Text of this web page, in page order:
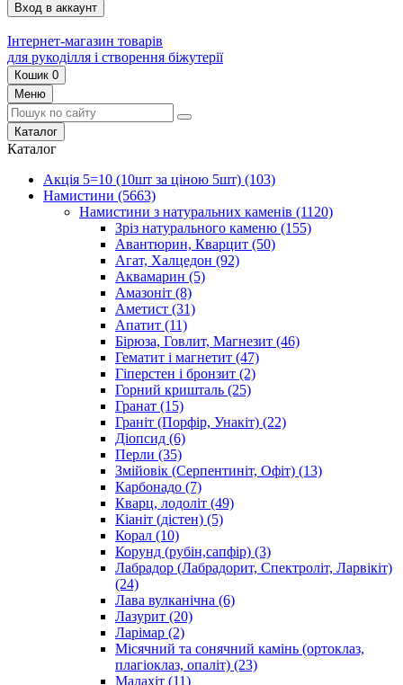
Вход в аккаунт
Інтернет-магазин товарів
для рукоділля і створення біжутерії
Кошик 0
Меню
Каталог
Каталог
Акція 5=10 (10шт за ціною 5шт) (103)
Намистини (5663)
Намистини з натуральних каменів (1120)
Зріз натурального каменю (155)
Авантюрин, Кварцит (50)
Агат, Халцедон (92)
Аквамарин (5)
Амазоніт (8)
Аметист (31)
Апатит (11)
Бірюза, Говлит, Магнезит (46)
Гематит і магнетит (47)
Гіперстен і бронзит (2)
Горний кришталь (25)
Гранат (15)
Граніт (Порфір, Унакіт) (22)
Діопсид (6)
Перли (35)
Змійовік (Серпентиніт, Офіт) (13)
Карбонадо (7)
Кварц, лодоліт (49)
Кіаніт (дістен) (5)
Корал (10)
Корунд (рубін,сапфір) (3)
Лабрадор (Лабрадорит, Спектроліт, Ларвікіт)
(24)
Лава вулканічна (6)
Лазурит (20)
Ларімар (2)
Місячний та сонячний камінь (ортоклаз,
плагіоклаз, опаліт) (23)
Малахіт (11)